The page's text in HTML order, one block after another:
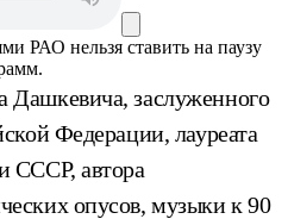
РАО нельзя ставить на паузу
Дашкевича, заслуженного
Федерации, лауреата
СССР, автора
опусов, музыки к 90